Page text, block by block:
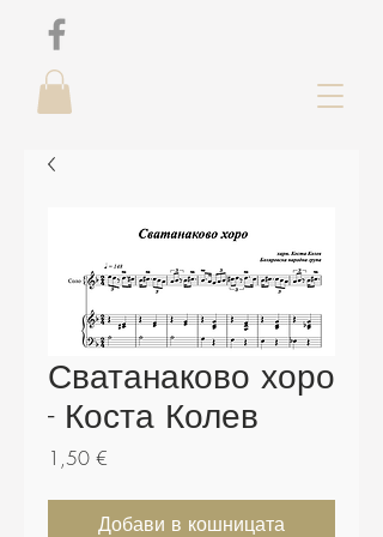
Сватанаково хоро
- Коста Колев
1,50 €
Добави в кошницата